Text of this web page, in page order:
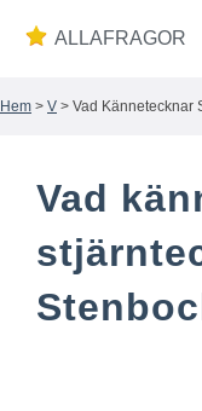
ALLAFRAGOR
Wiki
Hem > V > Vad Kännetecknar
Vad